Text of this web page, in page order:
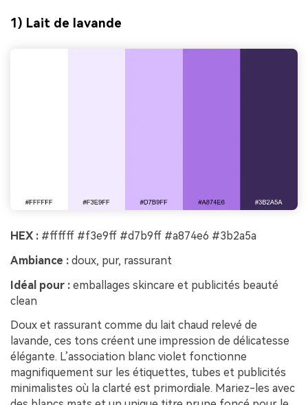
1) Lait de lavande
HEX : #ffffff #f3e9ff #d7b9ff #a874e6 #3b2a5a
Ambiance : doux, pur, rassurant
Idéal pour : emballages skincare et publicités beauté
clean
Doux et rassurant comme du lait chaud relevé de
lavande, ces tons créent une impression de délicatesse
élégante. L’association blanc violet fonctionne
magnifiquement sur les étiquettes, tubes et publicités
minimalistes où la clarté est primordiale. Mariez-les avec